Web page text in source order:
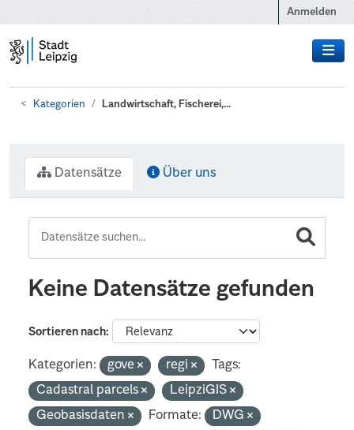
Anmelden
Kategorien Landwirtschaft, Fischerei,...
Datensätze Über uns
Keine Datensätze gefunden
Sortieren nach
Kategorien: gove regi
Tags:
Cadastral parcels
LeipziGIS
Geobasisdaten
Formate:
DWG